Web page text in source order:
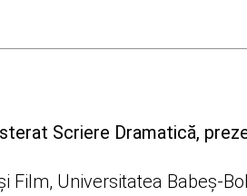
Scriere Dramatică,
Film, Universitatea Babeș-